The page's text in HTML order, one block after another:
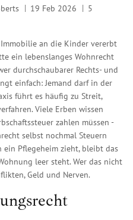
19 Feb 2026
5
an die Kinder vererbt
ein lebenslanges Wohnrecht
durchschaubarer Rechts- und
einfach: Jemand darf in der
führt es häufig zu Streit,
Viele Erben wissen
zahlen müssen -
selbst nochmal Steuern
Pflegeheim zieht, bleibt das
leer steht. Wer das nicht
Geld und Nerven.